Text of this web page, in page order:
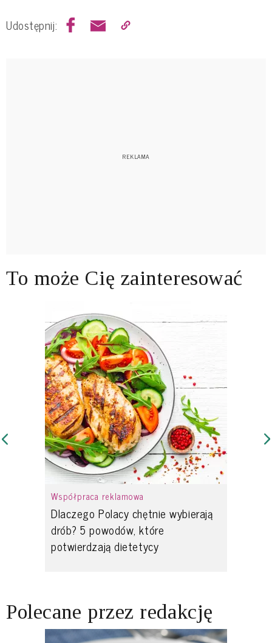
Udostępnij:
To może Cię zainteresować
Współpraca reklamowa
Dlaczego Polacy chętnie wybierają
drób? 5 powodów, które
potwierdzają dietetycy
Polecane przez redakcję